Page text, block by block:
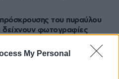
My Personal
του πυραύλου
δείχνουν φωτογραφίες
καύσωνα στα Βαλκάνια: